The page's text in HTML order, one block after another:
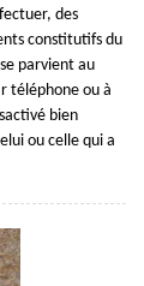
des
constitutifs du
parvient au
téléphone ou à
bien
ou celle qui a